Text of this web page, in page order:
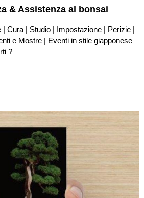
& Assistenza al bonsai
Cura | Studio | Impostazione | Perizie |
e Mostre | Eventi in stile giapponese
?